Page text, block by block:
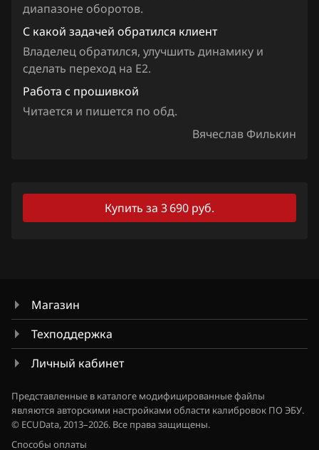
Hyundai
Infiniti
Iran Khodro
Isuzu
Jaecoo
Jaguar
Kaiyi
Kia
King Long
Lancia
диапазоне оборотов.
С какой задачей обратился клиент
Владелец обратился, улучшить динамику и
сделать переход на Е2.
Работа с прошивкой
Читается и пишется по обд.
Вячеслав Филькин
Купить за 3 690 руб.
Магазин
Техподдержка
Личный кабинет
Представленные в каталоге модифицированные файлы
являются авторскими настройками области калибровок ПО ЭБУ.
© ECUData, 2013–2026. Все права защищены.
Способы оплаты